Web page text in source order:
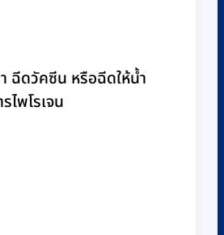
ฉีดวัคซีน หรือฉีดให้น้ำ
พโรเจน